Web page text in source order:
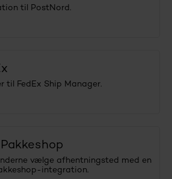
til PostNord.
til FedEx Ship Manager.
vælge afhentningsted med en
integration.